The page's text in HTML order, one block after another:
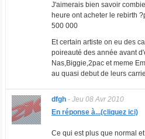
J'aimerais bien savoir
heure ont acheter le rebirth
500 000
Et certain artiste on eu des
poireauté des année avant
Nas,Biggie,2pac et meme
au quasi debut de leurs
dfgh- Jeu 08 Avr 2010
En réponse à...(cliquez ici)
Ce qui est plus que normal